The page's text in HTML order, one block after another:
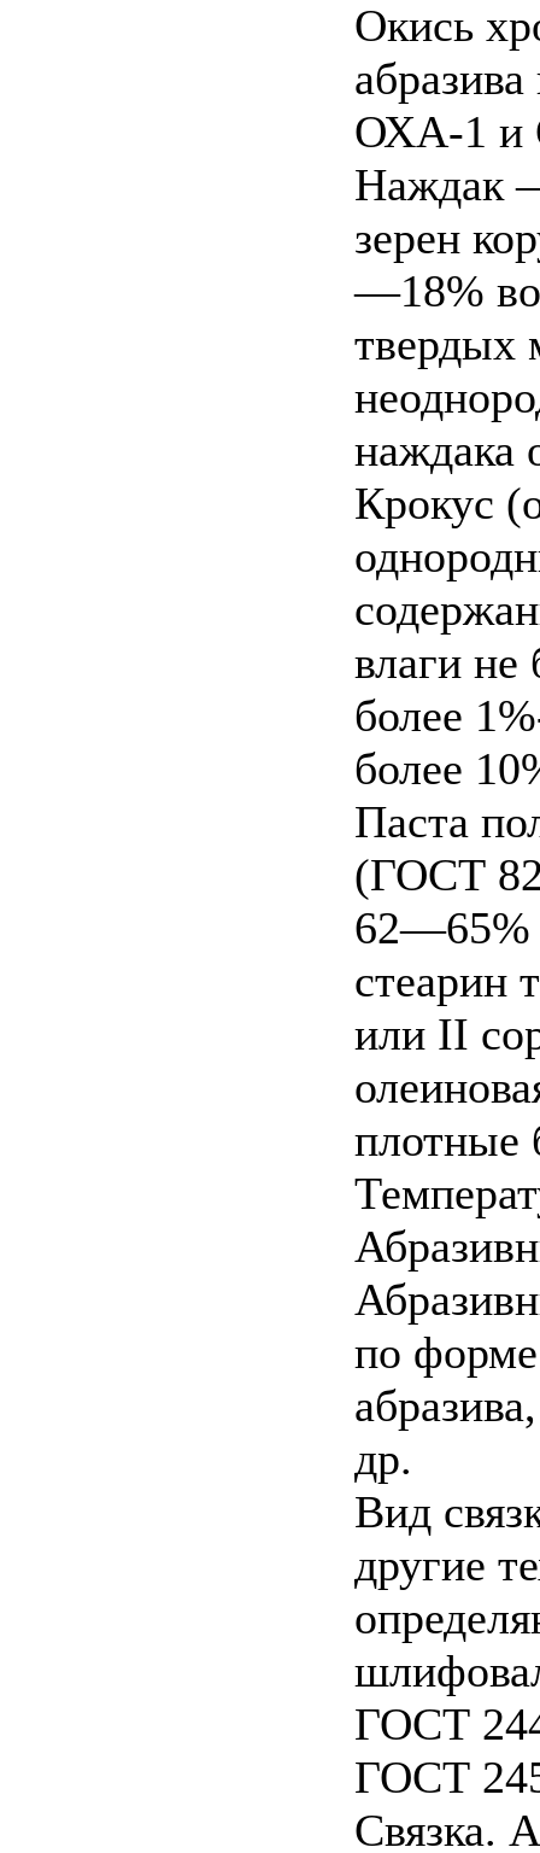
Окись
ОХА-1 и
Наждак
зерен
—18% во
твердых
наждака
Крокус
влаги не
более
более
Паста
(ГОСТ
62—65%
стеарин
или II
плотные
по
др.
Вид
другие
ГОСТ
ГОСТ
Связка.